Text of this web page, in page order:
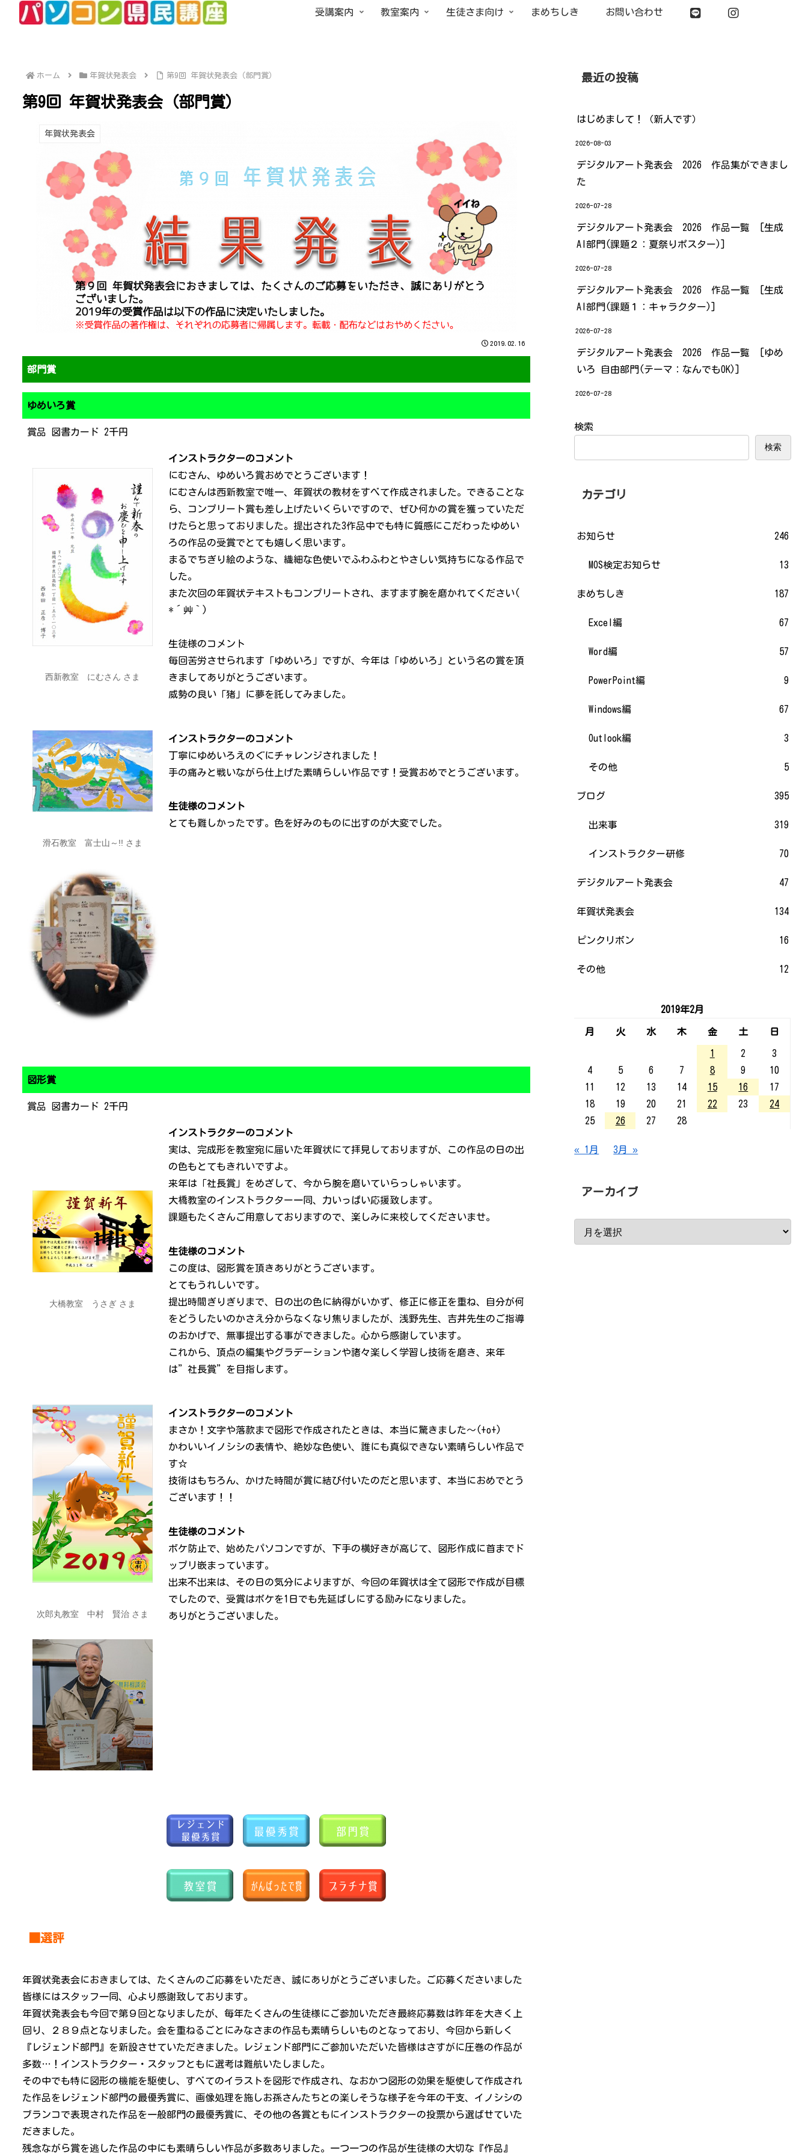
受講案内 教室案内 生徒さま向け まめちしき お問い合わせ
ホーム 年賀状発表会 第9回 年賀状発表会（部門賞）
第9回 年賀状発表会（部門賞）
年賀状発表会
2019.02.16
部門賞
ゆめいろ賞
賞品 図書カード 2千円
西新教室 にむさん さま
インストラクターのコメント
にむさん、ゆめいろ賞おめでとうございます！
にむさんは西新教室で唯一、年賀状の教材をすべて作成されました。できることな
ら、コンプリート賞も差し上げたいくらいですので、ぜひ何かの賞を獲っていただ
けたらと思っておりました。提出された3作品中でも特に質感にこだわったゆめい
ろの作品の受賞でとても嬉しく思います。
まるでちぎり絵のような、繊細な色使いでふわふわとやさしい気持ちになる作品で
した。
また次回の年賀状テキストもコンプリートされ、ますます腕を磨かれてください(
*´艸｀)
生徒様のコメント
毎回苦労させられます「ゆめいろ」ですが、今年は「ゆめいろ」という名の賞を頂
きましてありがとうございます。
威勢の良い「猪」に夢を託してみました。
滑石教室 富士山～!! さま
インストラクターのコメント
丁寧にゆめいろえのぐにチャレンジされました！
手の痛みと戦いながら仕上げた素晴らしい作品です！受賞おめでとうございます。
生徒様のコメント
とても難しかったです。色を好みのものに出すのが大変でした。
図形賞
賞品 図書カード 2千円
大橋教室 うさぎ さま
インストラクターのコメント
実は、完成形を教室宛に届いた年賀状にて拝見しておりますが、この作品の日の出
の色もとてもきれいですよ。
来年は「社長賞」をめざして、今から腕を磨いていらっしゃいます。
大橋教室のインストラクター一同、力いっぱい応援致します。
課題もたくさんご用意しておりますので、楽しみに来校してくださいませ。
生徒様のコメント
この度は、図形賞を頂きありがとうございます。
とてもうれしいです。
提出時間ぎりぎりまで、日の出の色に納得がいかず、修正に修正を重ね、自分が何
をどうしたいのかさえ分からなくなり焦りましたが、浅野先生、吉井先生のご指導
のおかげで、無事提出する事ができました。心から感謝しています。
これから、頂点の編集やグラデーションや諸々楽しく学習し技術を磨き、来年
は”社長賞”を目指します。
次郎丸教室 中村 賢治 さま
インストラクターのコメント
まさか！文字や落款まで図形で作成されたときは、本当に驚きました～(+o+)
かわいいイノシシの表情や、絶妙な色使い、誰にも真似できない素晴らしい作品で
す☆
技術はもちろん、かけた時間が賞に結び付いたのだと思います、本当におめでとう
ございます！！
生徒様のコメント
ボケ防止で、始めたパソコンですが、下手の横好きが高じて、図形作成に首までド
ップリ嵌まっています。
出来不出来は、その日の気分によりますが、今回の年賀状は全て図形で作成が目標
でしたので、受賞はボケを1日でも先延ばしにする励みになりました。
ありがとうございました。
■選評
年賀状発表会におきましては、たくさんのご応募をいただき、誠にありがとうございました。ご応募くださいました
皆様にはスタッフ一同、心より感謝致しております。
年賀状発表会も今回で第９回となりましたが、毎年たくさんの生徒様にご参加いただき最終応募数は昨年を大きく上
回り、２８９点となりました。会を重ねるごとにみなさまの作品も素晴らしいものとなっており、今回から新しく
『レジェンド部門』を新設させていただきました。レジェンド部門にご参加いただいた皆様はさすがに圧巻の作品が
多数…！インストラクター・スタッフともに選考は難航いたしました。
その中でも特に図形の機能を駆使し、すべてのイラストを図形で作成され、なおかつ図形の効果を駆使して作成され
た作品をレジェンド部門の最優秀賞に、画像処理を施しお孫さんたちとの楽しそうな様子を今年の干支、イノシシの
ブランコで表現された作品を一般部門の最優秀賞に、その他の各賞ともにインストラクターの投票から選ばせていた
だきました。
残念ながら賞を逃した作品の中にも素晴らしい作品が多数ありました。一つ一つの作品が生徒様の大切な『作品』
最近の投稿
はじめまして！（新人です）
2026-08-03
デジタルアート発表会 2026 作品集ができまし
た
2026-07-28
デジタルアート発表会 2026 作品一覧 [生成
AI部門(課題２：夏祭りポスター)]
2026-07-28
デジタルアート発表会 2026 作品一覧 [生成
AI部門(課題１：キャラクター)]
2026-07-28
デジタルアート発表会 2026 作品一覧 [ゆめ
いろ 自由部門(テーマ：なんでもOK)]
2026-07-28
検索
検索
カテゴリ
お知らせ 246
MOS検定お知らせ 13
まめちしき 187
Excel編 67
Word編 57
PowerPoint編 9
Windows編 67
Outlook編 3
その他 5
ブログ 395
出来事 319
インストラクター研修 70
デジタルアート発表会 47
年賀状発表会 134
ピンクリボン 16
その他 12
2019年2月
月 火 水 木 金 土 日
1 2
3
4
5 6 7 8 9
10
11
12 13 14 15 16
17
18
19 20 21 22 23
24
25
26 27 28
« 1月 3月 »
アーカイブ